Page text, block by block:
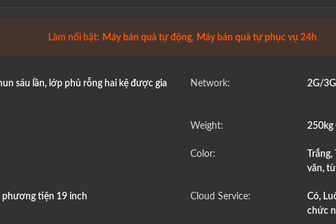
Làm nổi bật: Máy bán quà tự động, Máy bán quà tự phục vụ 24h
sáu lần, lớp phủ rỗng hai kệ được gia
Network: 2G/
Weight: 250kg
Color:
văn,
phương tiện 19 inch Cloud Service:
Có,
chức